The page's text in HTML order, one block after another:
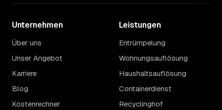
Unternehmen
Über uns
Unser Angebot
Karriere
Blog
Kostenrechner
Leistungen
Entrümpelung
Wohnungsauflösung
Haushaltsauflösung
Containerdienst
Recyclinghof